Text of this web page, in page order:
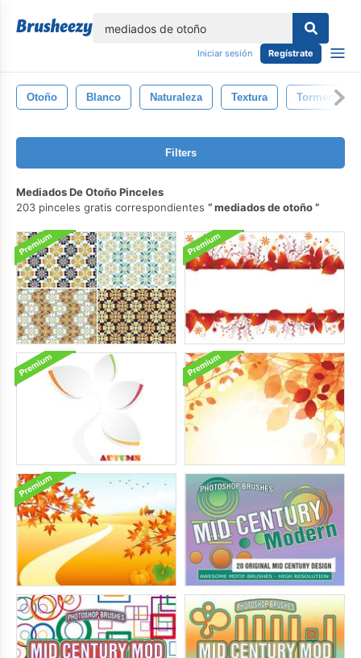
Iniciar sesión Regístrate
Otoño Blanco Naturaleza Textura Tormenta
Filters
Mediados De Otoño Pinceles
203 pinceles gratis correspondientes
mediados de otoño